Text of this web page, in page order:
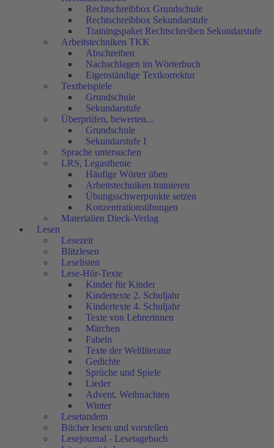
Rechtschreibbox Grundschule
Rechtschreibbox Sekundarstufe
Trainingspaket Rechtschreiben Sekundarstufe
Arbeitstechniken TKK
Abschreiben
Nachschlagen im Wörterbuch
Eigenständige Textkorrektur
Textbeispiele
Grundschule
Sekundarstufe
Überprüfen, bewerten...
Grundschule
Sekundarstufe I
Sprache untersuchen
LRS, Legasthenie
Häufige Wörter üben
Arbeitstechniken trainieren
Übungsschwerpunkte setzen
Konzentrationsübungen
Materialien Dieck-Verlag
Lesen
Lesezeit
Blitzlesen
Leselisten
Lese-Hör-Texte
Kinder für Kinder
Kindertexte 2. Schuljahr
Kindertexte 4. Schuljahr
Texte von Lehrerinnen
Märchen
Fabeln
Texte der Weltliteratur
Gedichte
Sprüche und Spiele
Lieder
Advent, Weihnachten
Winter
Lesetandem
Bücher lesen und vorstellen
Lesejournal - Lesetagebuch